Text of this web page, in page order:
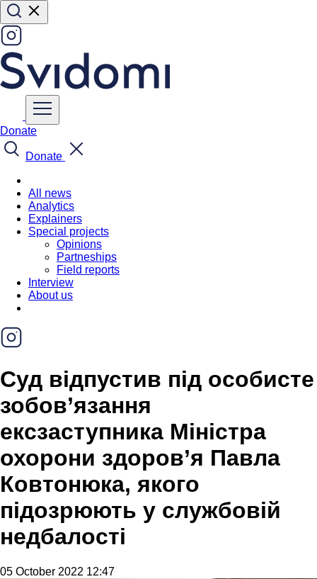
Donate
Donate
All news
Analytics
Explainers
Special projects
Opinions
Partneships
Field reports
Interview
About us
Суд відпустив під особисте
зобов’язання
ексзаступника Міністра
охорони здоров’я Павла
Ковтонюка, якого
підозрюють у службовій
недбалості
05 October 2022 12:47